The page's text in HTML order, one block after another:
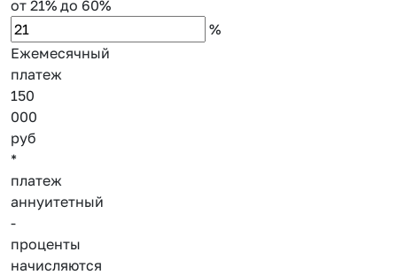
от 21% до 60%
%
Ежемесячный
платеж
150
000
руб
*
платеж
аннуитетный
-
проценты
начисляются